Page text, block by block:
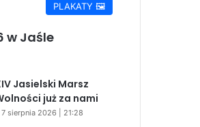
PLAKATY 🖼️
w Jaśle
Jasielski Marsz
już za nami
7 sierpnia 2026 | 21:28